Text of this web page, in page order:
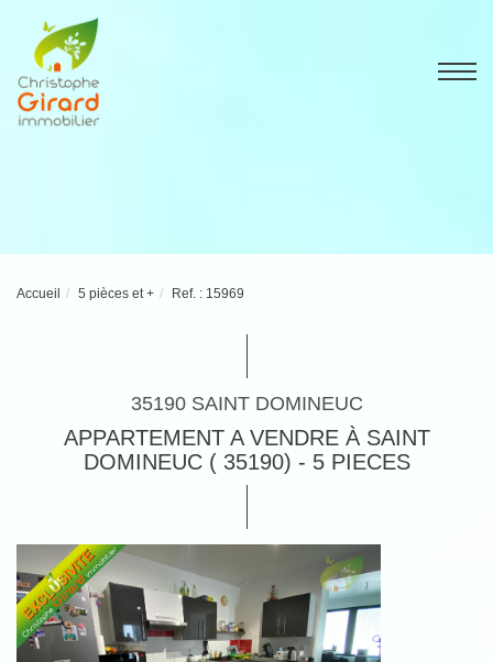
Accueil 5 pièces et + Ref. : 15969
35190 SAINT DOMINEUC
APPARTEMENT A VENDRE À SAINT
DOMINEUC ( 35190) - 5 PIECES